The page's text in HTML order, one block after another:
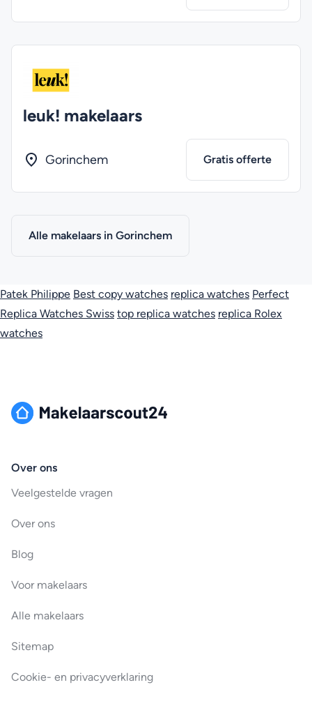
leuk! makelaars
Gorinchem Gratis offerte
Alle makelaars in Gorinchem
Patek Philippe Best copy watches replica watches Perfect
Replica Watches Swiss top replica watches replica Rolex
watches
Over ons
Veelgestelde vragen
Over ons
Blog
Voor makelaars
Alle makelaars
Sitemap
Cookie- en privacyverklaring